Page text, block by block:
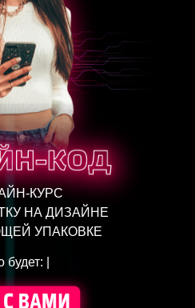
КУРС
НА ДИЗАЙНЕ
УПАКОВКЕ
будет: |